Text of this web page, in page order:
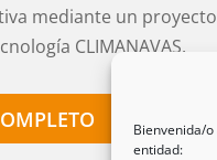
Bienvenida/
entidad:
mediante un proyecto
CLIMANAVAS.